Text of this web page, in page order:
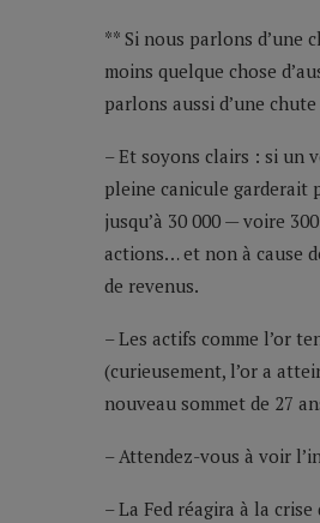
** Si nous parlons d’une
moins quelque chose
parlons aussi d’une
– Et soyons clairs : si un
pleine canicule garderait
jusqu’à 30 000 — voire
actions… et non à cause
de revenus.
– Les actifs comme l’or
(curieusement, l’or a
nouveau sommet de 27
– Attendez-vous à voir
– La Fed réagira à la